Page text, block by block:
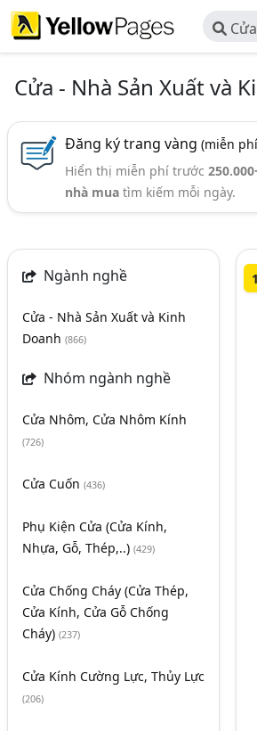
Cửa - Nhà Sản Xuất và
Đăng ký trang vàng(miễn
Hiển thị miễn phí trước
nhà mua tìm kiếm mỗi ngày.
Ngành nghề
Cửa - Nhà Sản Xuất và Kinh
Doanh (866)
Nhóm ngành nghề
Cửa Nhôm, Cửa Nhôm Kính
(726)
Cửa Cuốn (436)
Phụ Kiện Cửa (Cửa Kính,
Nhựa, Gỗ, Thép,..) (429)
Cửa Chống Cháy (Cửa Thép,
Cửa Kính, Cửa Gỗ Chống
Cháy) (237)
Cửa Kính Cường Lực, Thủy Lực
(206)
1